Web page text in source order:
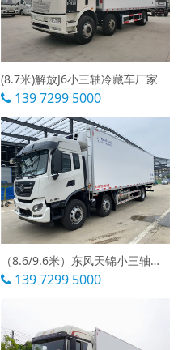
(8.7米)解放J6小三轴冷藏车厂家
139 7299 5000
（8.6/9.6米）东风天锦小三轴冷藏车报价
139 7299 5000